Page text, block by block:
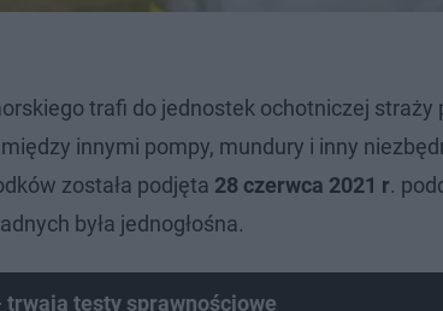
trafi do jednostek ochotniczej straży
innymi pompy, mundury i inny
została podjęta 28 czerwca 2021 r.
była jednogłośna.
testy sprawnościowe